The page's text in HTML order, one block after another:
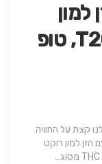
למון
רוקט בקטגוריה T20/C4, טופ
קצת על החוויה
הזן למון רוקט